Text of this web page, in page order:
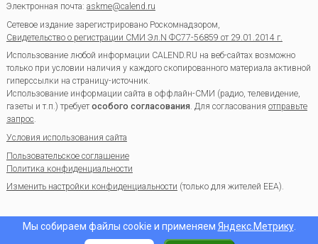
Электронная почта: askme@calend.ru
Сетевое издание зарегистрировано Роскомнадзором,
Свидетельство о регистрации СМИ Эл.N ФС77-56859 от 29.01.2014 г.
Использование любой информации CALEND.RU на веб-сайтах возможно
только при условии наличия у каждого скопированного материала активной
гиперссылки на страницу-источник.
Использование информации сайта в оффлайн-СМИ (радио, телевидение,
газеты и т.п.) требуетособого согласования. Для согласования отправьте
запрос.
Условия использования сайта
Пользовательское соглашение
Политика конфиденциальности
Изменить настройки конфиденциальности (только для жителей EEA).
Мы собираем файлы cookie и применяем Яндекс.Метрику.